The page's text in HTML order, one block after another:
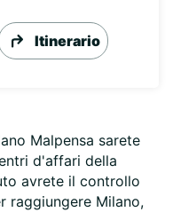
Itinerario
Malpensa sarete
d'affari della
avrete il controllo
raggiungere Milano,